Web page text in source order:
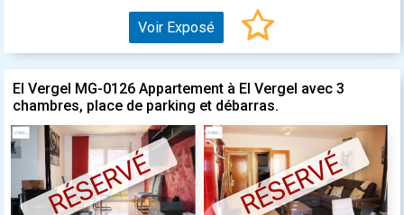
Voir Exposé
El Vergel MG-0126 Appartement à El Vergel avec 3
chambres, place de parking et débarras.
RÉSERVÉ RÉSERVÉ